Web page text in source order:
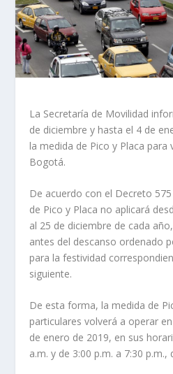
La Secretaría de Movilidad
de diciembre y hasta el 4 de
la medida de Pico y Placa para
Bogotá.
De acuerdo con el Decreto
de Pico y Placa no aplicará
al 25 de diciembre de cada
antes del descanso ordenado
para la festividad
siguiente.
De esta forma, la medida de
particulares volverá a operar
de enero de 2019, en sus
a.m. y de 3:00 p.m. a 7:30 p.m.,